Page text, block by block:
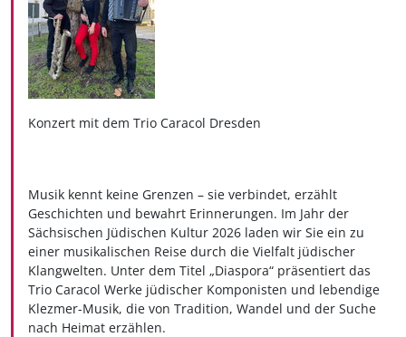
Konzert mit dem Trio Caracol Dresden
Musik kennt keine Grenzen – sie verbindet, erzählt
Geschichten und bewahrt Erinnerungen. Im Jahr der
Sächsischen Jüdischen Kultur 2026 laden wir Sie ein zu
einer musikalischen Reise durch die Vielfalt jüdischer
Klangwelten. Unter dem Titel „Diaspora“ präsentiert das
Trio Caracol Werke jüdischer Komponisten und lebendige
Klezmer-Musik, die von Tradition, Wandel und der Suche
nach Heimat erzählen.